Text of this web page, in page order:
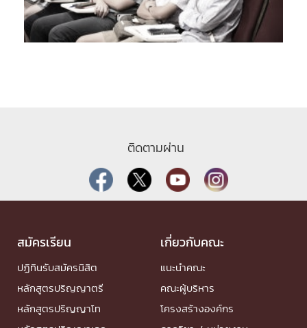
ติดตามผ่าน
สมัครเรียน
ปฏิทินรับสมัครนิสิต
หลักสูตรปริญญาตรี
หลักสูตรปริญญาโท
เกี่ยวกับคณะ
แนะนำคณะ
คณะผู้บริหาร
โครงสร้างองค์กร